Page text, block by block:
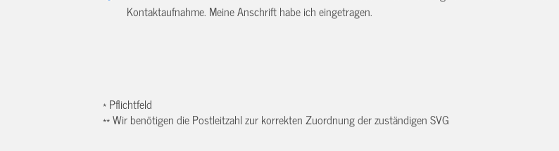
Kontaktaufnahme. Meine Anschrift habe ich eingetragen.
* Pflichtfeld
** Wir benötigen die Postleitzahl zur korrekten Zuordnung der zuständigen SVG